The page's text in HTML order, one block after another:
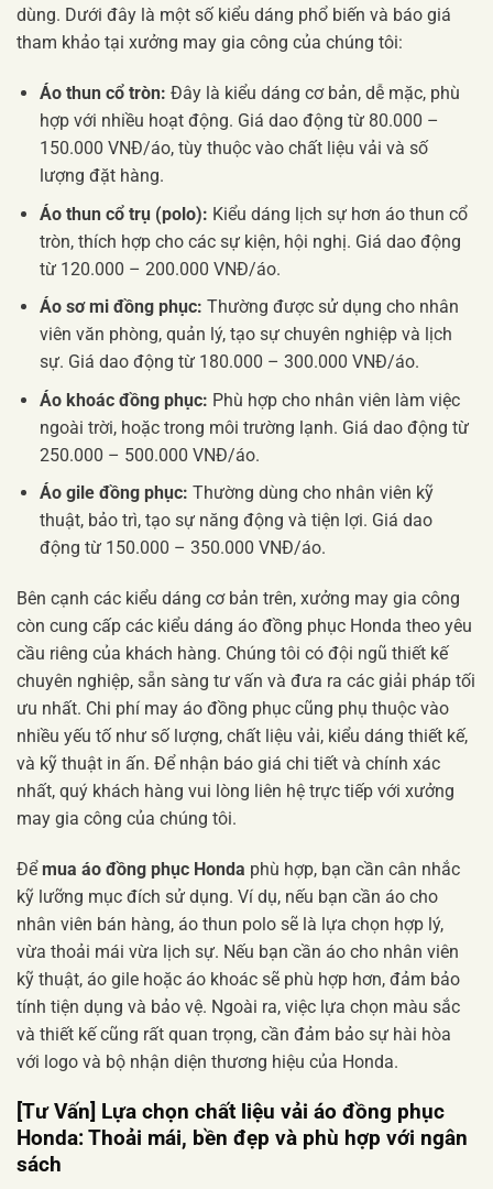
dùng. Dưới đây là một số kiểu dáng phổ biến và báo giá
tham khảo tại xưởng may gia công của chúng tôi:
Áo thun cổ tròn: Đây là kiểu dáng cơ bản, dễ mặc, phù
hợp với nhiều hoạt động. Giá dao động từ 80.000 –
150.000 VNĐ/áo, tùy thuộc vào chất liệu vải và số
lượng đặt hàng.
Áo thun cổ trụ (polo): Kiểu dáng lịch sự hơn áo thun cổ
tròn, thích hợp cho các sự kiện, hội nghị. Giá dao động
từ 120.000 – 200.000 VNĐ/áo.
Áo sơ mi đồng phục: Thường được sử dụng cho nhân
viên văn phòng, quản lý, tạo sự chuyên nghiệp và lịch
sự. Giá dao động từ 180.000 – 300.000 VNĐ/áo.
Áo khoác đồng phục: Phù hợp cho nhân viên làm việc
ngoài trời, hoặc trong môi trường lạnh. Giá dao động từ
250.000 – 500.000 VNĐ/áo.
Áo gile đồng phục: Thường dùng cho nhân viên kỹ
thuật, bảo trì, tạo sự năng động và tiện lợi. Giá dao
động từ 150.000 – 350.000 VNĐ/áo.
Bên cạnh các kiểu dáng cơ bản trên, xưởng may gia công
còn cung cấp các kiểu dáng áo đồng phục Honda theo yêu
cầu riêng của khách hàng. Chúng tôi có đội ngũ thiết kế
chuyên nghiệp, sẵn sàng tư vấn và đưa ra các giải pháp tối
ưu nhất. Chi phí may áo đồng phục cũng phụ thuộc vào
nhiều yếu tố như số lượng, chất liệu vải, kiểu dáng thiết kế,
và kỹ thuật in ấn. Để nhận báo giá chi tiết và chính xác
nhất, quý khách hàng vui lòng liên hệ trực tiếp với xưởng
may gia công của chúng tôi.
Đểmua áo đồng phục Honda phù hợp, bạn cần cân nhắc
kỹ lưỡng mục đích sử dụng. Ví dụ, nếu bạn cần áo cho
nhân viên bán hàng, áo thun polo sẽ là lựa chọn hợp lý,
vừa thoải mái vừa lịch sự. Nếu bạn cần áo cho nhân viên
kỹ thuật, áo gile hoặc áo khoác sẽ phù hợp hơn, đảm bảo
tính tiện dụng và bảo vệ. Ngoài ra, việc lựa chọn màu sắc
và thiết kế cũng rất quan trọng, cần đảm bảo sự hài hòa
với logo và bộ nhận diện thương hiệu của Honda.
[Tư Vấn] Lựa chọn chất liệu vải áo đồng phục
Honda: Thoải mái, bền đẹp và phù hợp với ngân
sách